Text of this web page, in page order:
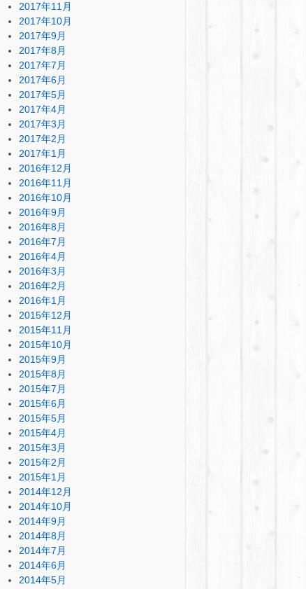
2017年11月
2017年10月
2017年9月
2017年8月
2017年7月
2017年6月
2017年5月
2017年4月
2017年3月
2017年2月
2017年1月
2016年12月
2016年11月
2016年10月
2016年9月
2016年8月
2016年7月
2016年4月
2016年3月
2016年2月
2016年1月
2015年12月
2015年11月
2015年10月
2015年9月
2015年8月
2015年7月
2015年6月
2015年5月
2015年4月
2015年3月
2015年2月
2015年1月
2014年12月
2014年10月
2014年9月
2014年8月
2014年7月
2014年6月
2014年5月